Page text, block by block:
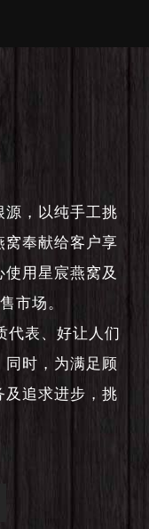
源，以纯手工挑
窝奉献给客户享
用星宸燕窝及
市场。
代表、好让人们
时，为满足顾
及追求进步，挑